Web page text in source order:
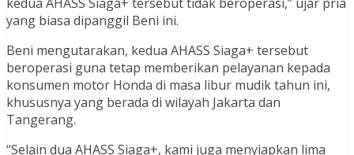
yang biasa dipanggil Beni ini.
Beni mengutarakan, kedua AHASS Siaga+ tersebut
beroperasi guna tetap memberikan pelayanan kepada
konsumen motor Honda di masa libur mudik tahun ini,
khususnya yang berada di wilayah Jakarta dan
Tangerang.
“Selain dua AHASS Siaga+, kami juga menyiapkan lima